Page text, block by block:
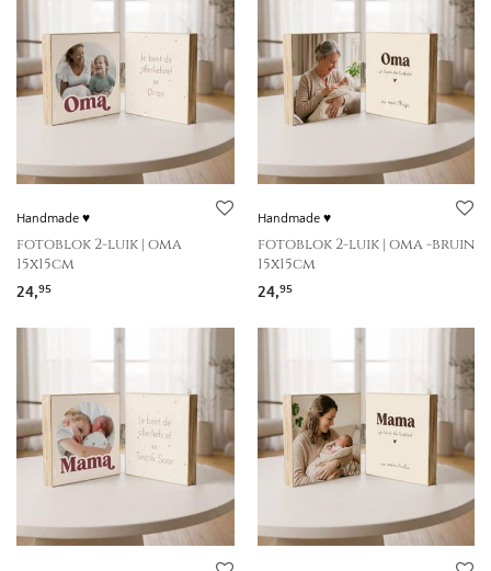
Handmade ♥
fotoblok 2-luik | oma
15x15cm
24,95
Handmade ♥
fotoblok 2-luik | oma -bruin
15x15cm
24,95